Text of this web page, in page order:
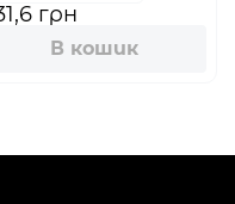
грн
В кошик